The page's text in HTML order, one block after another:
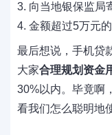
3. 向当地银保监局
4. 金额超过5万元
最后想说，手机贷
大家合理规划资金
30%以内。毕竟啊
看我们怎么聪明地